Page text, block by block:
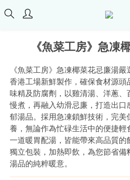
《魚菜工房》急凍
《魚菜工房》急凍椰菜花忌廉湯
香港工場新鮮製作，確保食材源頭
味精及防腐劑，以雞清湯、洋蔥、
慢煮，再融入幼滑忌廉，打造出口
郁湯品。採用急凍鎖鮮技術，完美
養，無論作為忙碌生活中的便捷輕
一道暖胃配湯，皆能帶來高品質
獨立包裝，加熱即飲，為您節省備
湯品的純粹暖意。